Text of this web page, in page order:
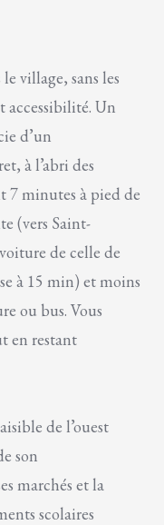
village, sans les
accessibilité. Un
d’un
à l’abri des
7 minutes à pied de
(vers Saint-
de celle de
à 15 min) et moins
ou bus. Vous
en restant
de l’ouest
son
marchés et la
scolaires